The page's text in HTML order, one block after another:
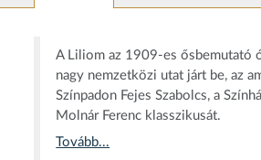
A Liliom az 1909-es ősbemutató
nagy nemzetközi utat járt be, az
Színpadon Fejes Szabolcs, a
Molnár Ferenc klasszikusát.
Tovább...